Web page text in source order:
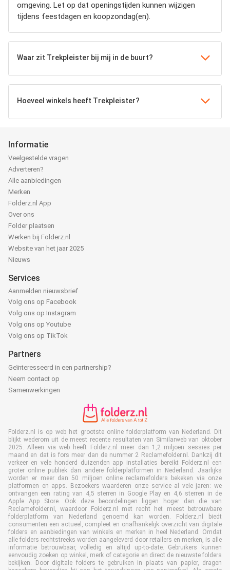
omgeving. Let op dat openingstijden kunnen wijzigen
tijdens feestdagen en koopzondag(en).
Waar zit Trekpleister bij mij in de buurt?
Hoeveel winkels heeft Trekpleister?
Informatie
Veelgestelde vragen
Adverteren?
Alle aanbiedingen
Merken
Folderz.nl App
Over ons
Folder plaatsen
Werken bij Folderz.nl
Website van het jaar 2025
Nieuws
Services
Aanmelden nieuwsbrief
Volg ons op Facebook
Volg ons op Instagram
Volg ons op Youtube
Volg ons op TikTok
Partners
Geïnteresseerd in een partnership?
Neem contact op
Samenwerkingen
Folderz.nl is op web het grootste online folderplatform van Nederland. Dit
blijkt wederom uit de meest recente resultaten van Similarweb van oktober
2025. Alleen via web heeft Folderz.nl meer dan 1,2 miljoen sessies per
maand en dat is fors meer dan de nummer 2 Reclamefolder.nl. Dankzij dit
verkeer en vele honderd duizenden app installaties bereikt Folderz.nl een
groter online publiek dan andere folderplatformen in Nederland. Jaarlijks
worden er meer dan 50 miljoen online reclamefolders bekeken via onze
platformen en apps. Bezoekers waarderen onze service al vele jaren: we
ontvangen een rating van 4,5 sterren in Google Play en 4,6 sterren in de
Apple App Store. Ook deze beoordelingen liggen hoger dan die van
Reclamefolder.nl, waardoor Folderz.nl met recht het meest betrouwbare
folderplatform van Nederland genoemd kan worden. Folderz.nl biedt
consumenten een actueel, compleet en onafhankelijk overzicht van digitale
folders en aanbiedingen van winkels en merken in heel Nederland. Omdat
alle folders rechtstreeks worden aangeleverd door retailers en merken, is alle
informatie betrouwbaar, volledig en altijd up-to-date. Gebruikers kunnen
eenvoudig zoeken op winkel, merk of categorie en direct de nieuwste folders
bekijken. Door digitale folders te gebruiken in plaats van papier, dragen